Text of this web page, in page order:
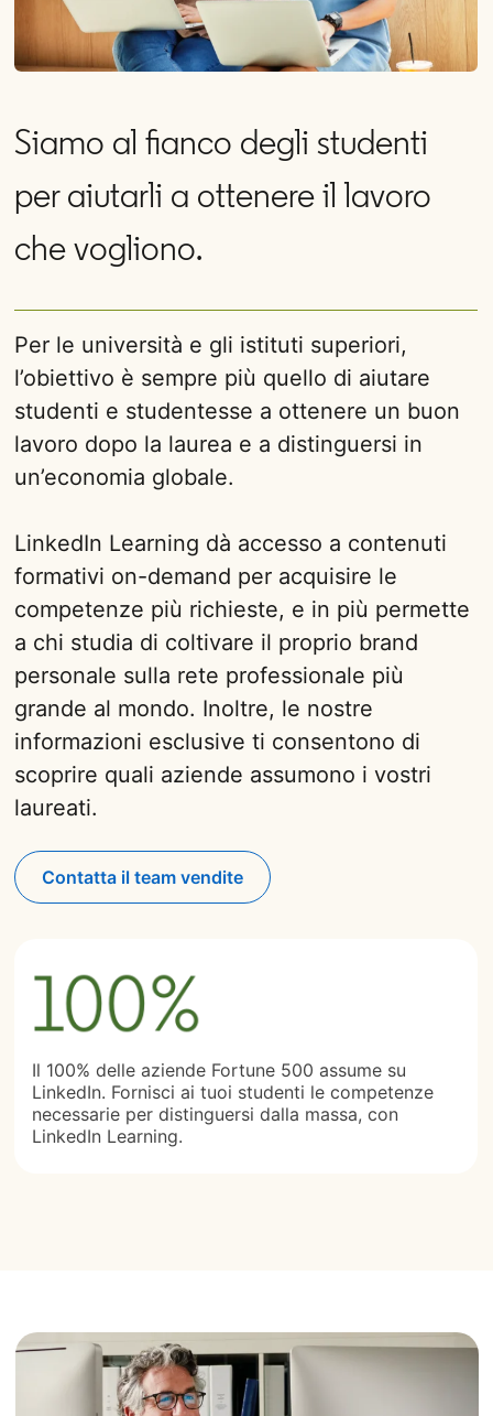
Siamo al fianco degli studenti
per aiutarli a ottenere il lavoro
che vogliono.
Per le università e gli istituti superiori,
l’obiettivo è sempre più quello di aiutare
studenti e studentesse a ottenere un buon
lavoro dopo la laurea e a distinguersi in
un’economia globale.
LinkedIn Learning dà accesso a contenuti
formativi on-demand per acquisire le
competenze più richieste, e in più permette
a chi studia di coltivare il proprio brand
personale sulla rete professionale più
grande al mondo. Inoltre, le nostre
informazioni esclusive ti consentono di
scoprire quali aziende assumono i vostri
laureati.
Contatta il team vendite
Il 100% delle aziende Fortune 500 assume su
LinkedIn. Fornisci ai tuoi studenti le competenze
necessarie per distinguersi dalla massa, con
LinkedIn Learning.